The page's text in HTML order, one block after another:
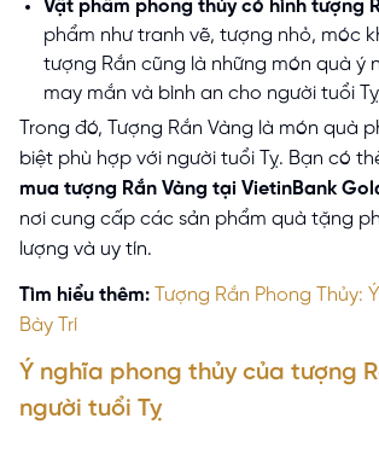
Vật phẩm phong thủy có hình tượng
phẩm như tranh vẽ, tượng nhỏ, móc
tượng Rắn cũng là những món quà ý
may mắn và bình an cho người tuổi
Trong đó, Tượng Rắn Vàng là món quà
biệt phù hợp với người tuổi Tỵ. Bạn có
mua tượng Rắn Vàng tại VietinBank
nơi cung cấp các sản phẩm quà tặng
lượng và uy tín.
Tìm hiểu thêm:
Tượng Rắn Phong Thủy:
Bày Trí
Ý nghĩa phong thủy của tượng
người tuổi Tỵ